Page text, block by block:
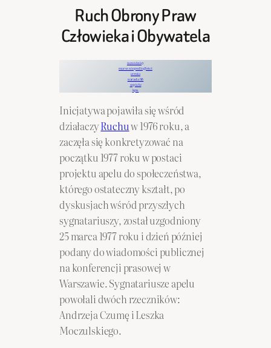
Ruch Obrony Praw
Człowieka i Obywatela
uczestnicy
marsz niepodległości
errata
narada SB
szpicle
kpn
Inicjatywa pojawiła się wśród
działaczyRuchuw 1976 roku, a
zaczęła się konkretyzować na
początku 1977 roku w postaci
projektu apelu do społeczeństwa,
którego ostateczny kształt, po
dyskusjach wśród przyszłych
sygnatariuszy, został uzgodniony
25 marca 1977 roku i dzień później
podany do wiadomości publicznej
na konferencji prasowej w
Warszawie. Sygnatariusze apelu
powołali dwóch rzeczników:
Andrzeja Czumę i Leszka
Moczulskiego.